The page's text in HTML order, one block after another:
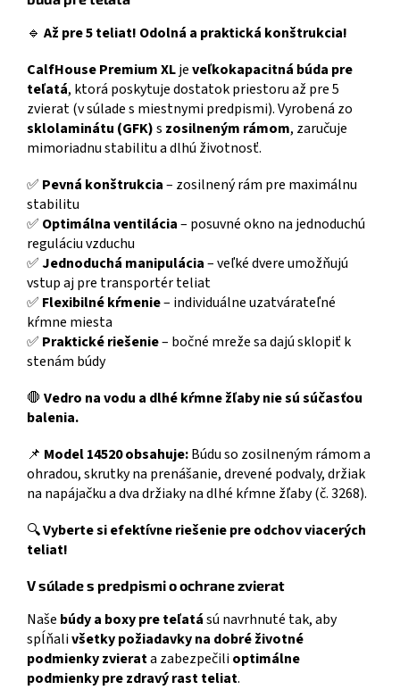
🔹 Až pre 5 teliat! Odolná a praktická konštrukcia!
CalfHouse Premium XLjeveľkokapacitná búda pre
teľatá, ktorá poskytuje dostatok priestoru až pre 5
zvierat (v súlade s miestnymi predpismi). Vyrobená zo
sklolaminátu (GFK)s zosilneným rámom, zaručuje
mimoriadnu stabilitu a dlhú životnosť.
✅ Pevná konštrukcia– zosilnený rám pre maximálnu
stabilitu
✅ Optimálna ventilácia– posuvné okno na jednoduchú
reguláciu vzduchu
✅Jednoduchá manipulácia– veľké dvere umožňujú
vstup aj pre transportér teliat
✅ Flexibilné kŕmenie– individuálne uzatvárateľné
kŕmne miesta
✅ Praktické riešenie– bočné mreže sa dajú sklopiť k
stenám búdy
🛑 Vedro na vodu a dlhé kŕmne žľaby nie sú súčasťou
balenia.
📌 Model 14520 obsahuje:Búdu so zosilneným rámom a
ohradou, skrutky na prenášanie, drevené podvaly, držiak
na napájačku a dva držiaky na dlhé kŕmne žľaby (č. 3268).
🔍Vyberte si efektívne riešenie pre odchov viacerých
teliat!
V súlade s predpismi o ochrane zvierat
Naše búdy a boxy pre teľatású navrhnuté tak, aby
spĺňalivšetky požiadavky na dobré životné
podmienky zvierata zabezpečilioptimálne
podmienky pre zdravý rast teliat.